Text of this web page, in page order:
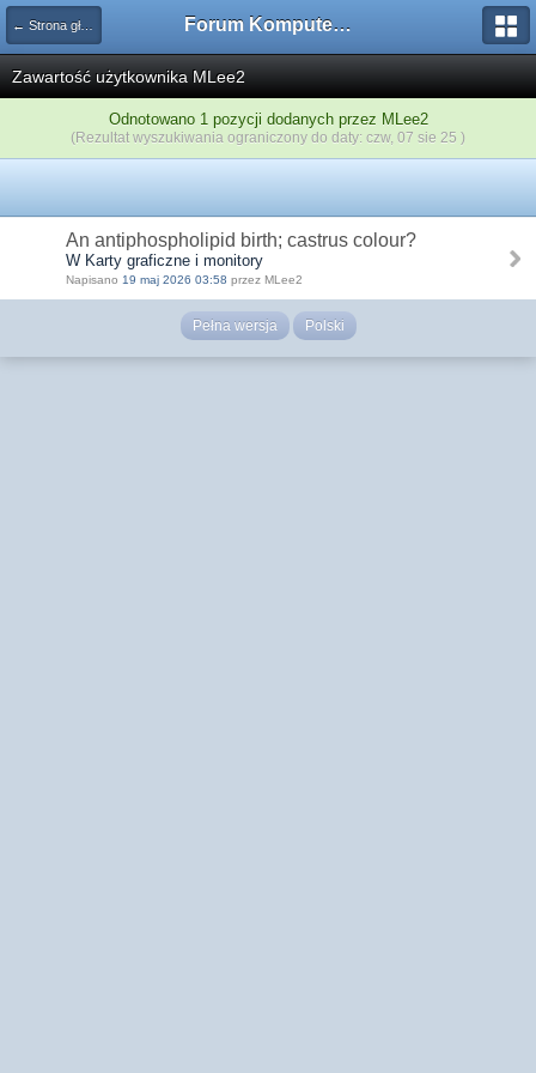
← Strona główna Forum Komputerowe PCFoster.pl
Zawartość użytkownika MLee2
Odnotowano 1 pozycji dodanych przez MLee2
(Rezultat wyszukiwania ograniczony do daty: czw, 07 sie 25 )
An antiphospholipid birth; castrus colour?
W Karty graficzne i monitory
Napisano 19 maj 2026 03:58 przez MLee2
Pełna wersja Polski